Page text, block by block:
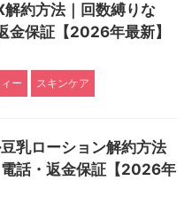
解約方法｜回数縛りな
金保証【2026年最新】
ー スキンケア
乳ローション解約方法
電話・返金保証【2026年